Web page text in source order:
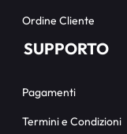
Ordine Cliente
SUPPORTO
Pagamenti
Termini e Condizioni